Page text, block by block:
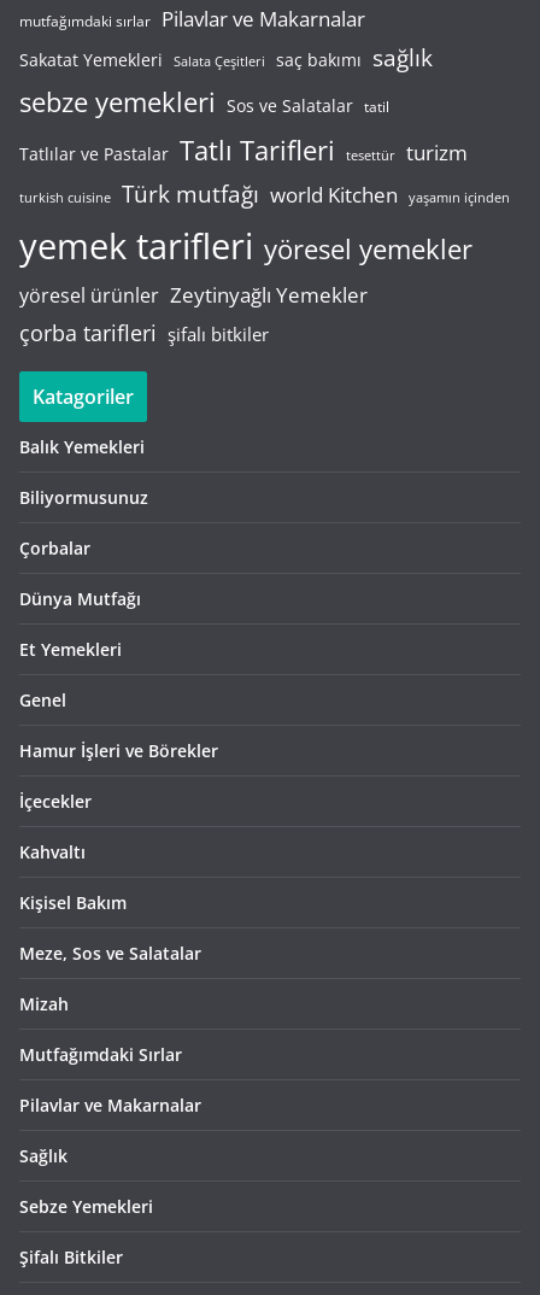
mutfağımdaki sırlar Pilavlar ve Makarnalar
Sakatat Yemekleri Salata Çeşitleri saç bakımı sağlık
sebze yemekleri Sos ve Salatalar tatil
Tatlılar ve Pastalar Tatlı Tarifleri tesettür turizm
turkish cuisine Türk mutfağı world Kitchen yaşamın içinden
yemek tarifleri yöresel yemekler
yöresel ürünler Zeytinyağlı Yemekler
çorba tarifleri şifalı bitkiler
Katagoriler
Balık Yemekleri
Biliyormusunuz
Çorbalar
Dünya Mutfağı
Et Yemekleri
Genel
Hamur İşleri ve Börekler
İçecekler
Kahvaltı
Kişisel Bakım
Meze, Sos ve Salatalar
Mizah
Mutfağımdaki Sırlar
Pilavlar ve Makarnalar
Sağlık
Sebze Yemekleri
Şifalı Bitkiler